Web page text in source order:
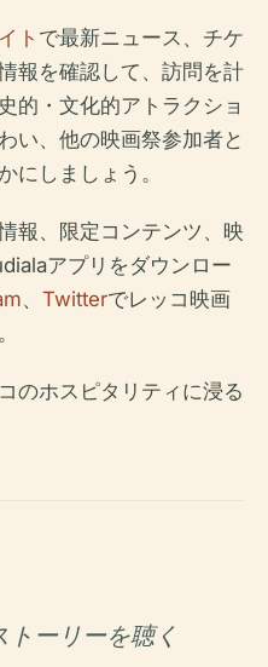
ト で最新ニュース、チケ
報を確認して、訪問を計
的・文化的アトラクショ
い、他の映画祭参加者と
にしましょう。
報、限定コンテンツ、映
アプリをダウンロー
、 Twitterでレッコ映画
のホスピタリティに浸る
ーリーを聴く